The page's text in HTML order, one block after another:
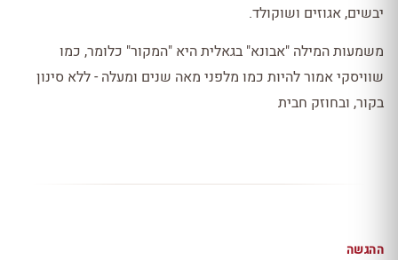
יבשים, אגוזים ושוקולד.
משמעות המילה "אבונא" בגאלית היא "המקור" כלומר, כמו
שוויסקי אמור להיות כמו מלפני מאה שנים ומעלה - ללא סינון
בקור, ובחוזק חבית
ההגשה